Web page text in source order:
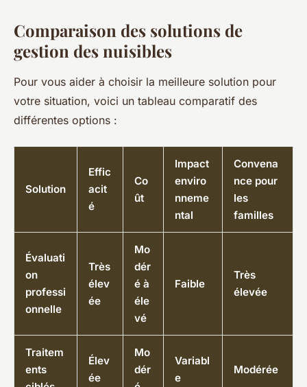
Comparaison des solutions de
gestion des nuisibles
Pour vous aider à choisir la meilleure solution pour
votre situation, voici un tableau comparatif des
différentes options :
Solution
Effic
acit
é
Co
ût
Impact
enviro
nneme
ntal
Convena
nce pour
les
familles
Évaluati
on
professi
onnelle
Très
élev
ée
Mo
dér
é à
éle
vé
Faible
Très
élevée
Traitem
ents
Élev
ée
Mo
dér
Variabl
e
Modérée